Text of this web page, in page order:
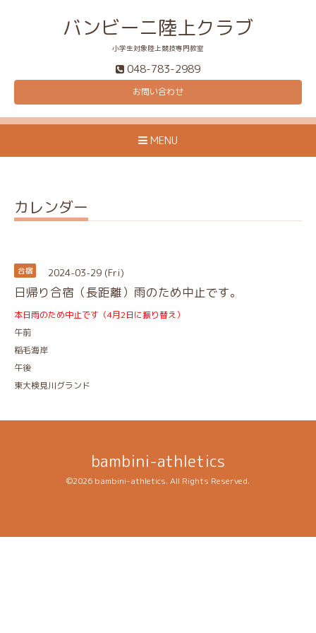
バンビーニ陸上クラブ
小学生対象陸上競技専門教室
048-783-2989
お問い合わせ
MENU
カレンダー
合宿 2024-03-29 (Fri)
日帰り合宿（長距離）雨のため中止です。
本日雨のため中止です（4月2日に振り替え）
午前
稲毛海岸
午後
東大検見川グランド
bambini-athletics
©2026 bambini-athletics. All Rights Reserved.